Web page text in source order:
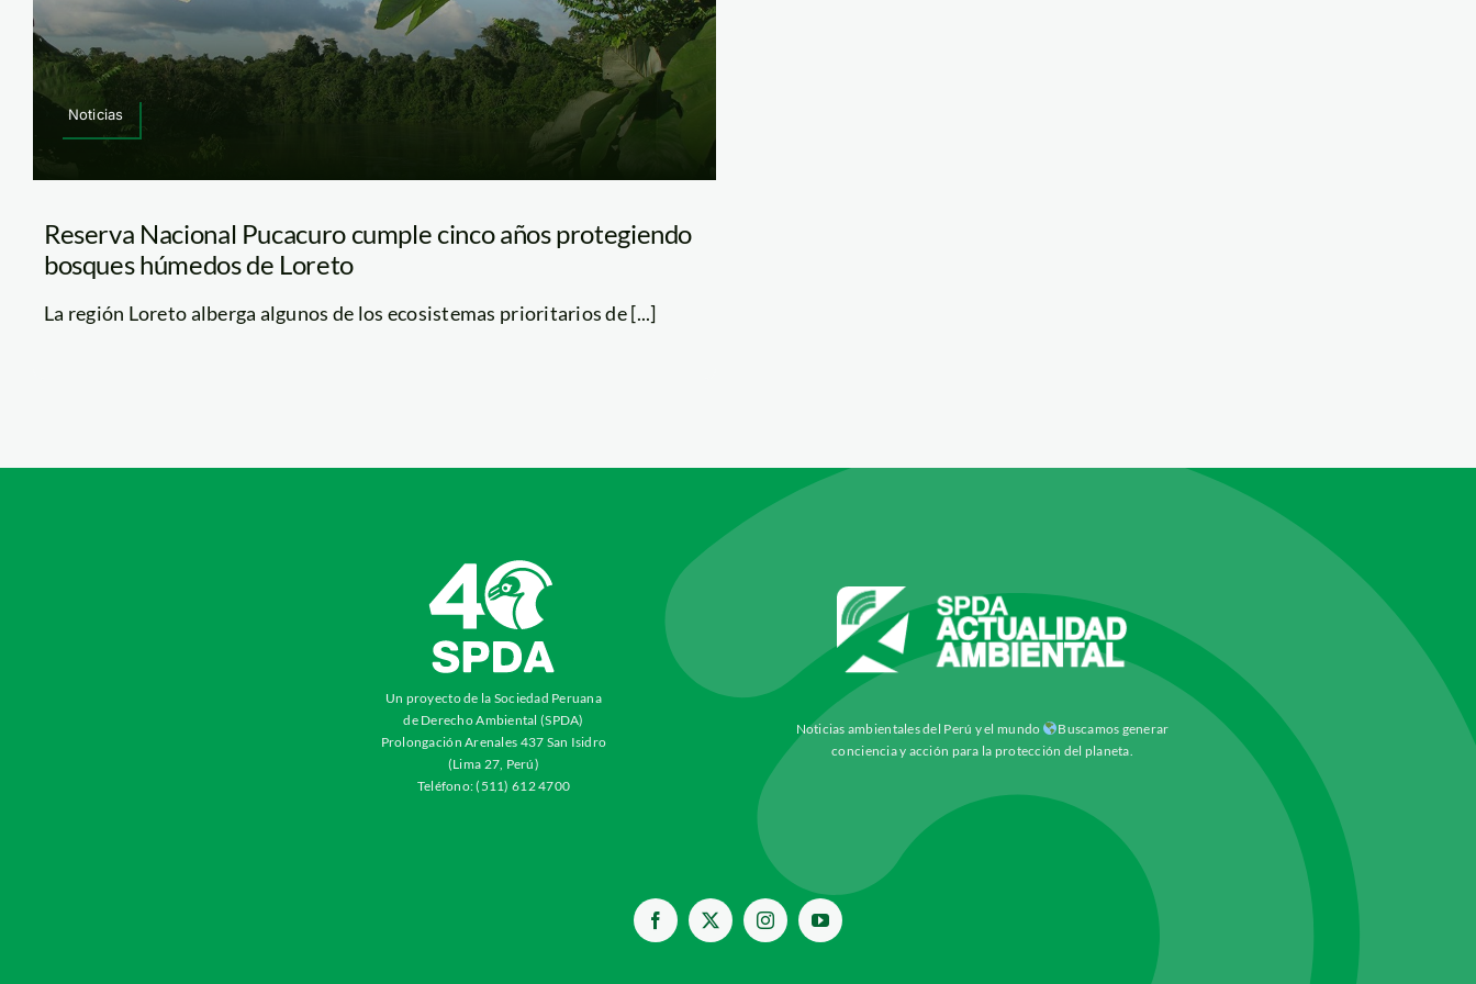
Noticias
Reserva Nacional Pucacuro cumple cinco años protegiendo
bosques húmedos de Loreto
La región Loreto alberga algunos de los ecosistemas prioritarios de [...]
Un proyecto de la Sociedad Peruana
de Derecho Ambiental (SPDA)
Prolongación Arenales 437 San Isidro
(Lima 27, Perú)
Teléfono: (511) 612 4700
Noticias ambientales del Perú y el mundo
Buscamos generar
conciencia y acción para la protección del planeta.